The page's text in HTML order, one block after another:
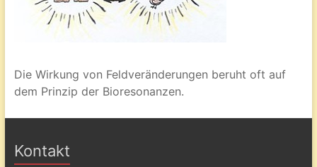
Die Wirkung von Feldveränderungen beruht oft auf
dem Prinzip der Bioresonanzen.
Kontakt